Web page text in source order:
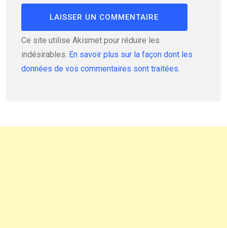
Ce site utilise Akismet pour réduire les
indésirables. En savoir plus sur la façon dont les
données de vos commentaires sont traitées.